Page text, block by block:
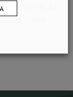
lisää